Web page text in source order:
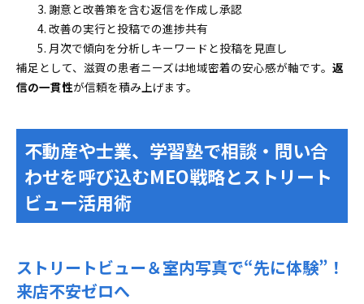
謝意と改善策を含む返信を作成し承認
改善の実行と投稿での進捗共有
月次で傾向を分析しキーワードと投稿を見直し
補足として、滋賀の患者ニーズは地域密着の安心感が軸です。 返
信の一貫性が信頼を積み上げます。
不動産や士業、学習塾で相談・問い合
わせを呼び込むMEO戦略とストリート
ビュー活用術
ストリートビュー＆室内写真で“先に体験”！
来店不安ゼロへ